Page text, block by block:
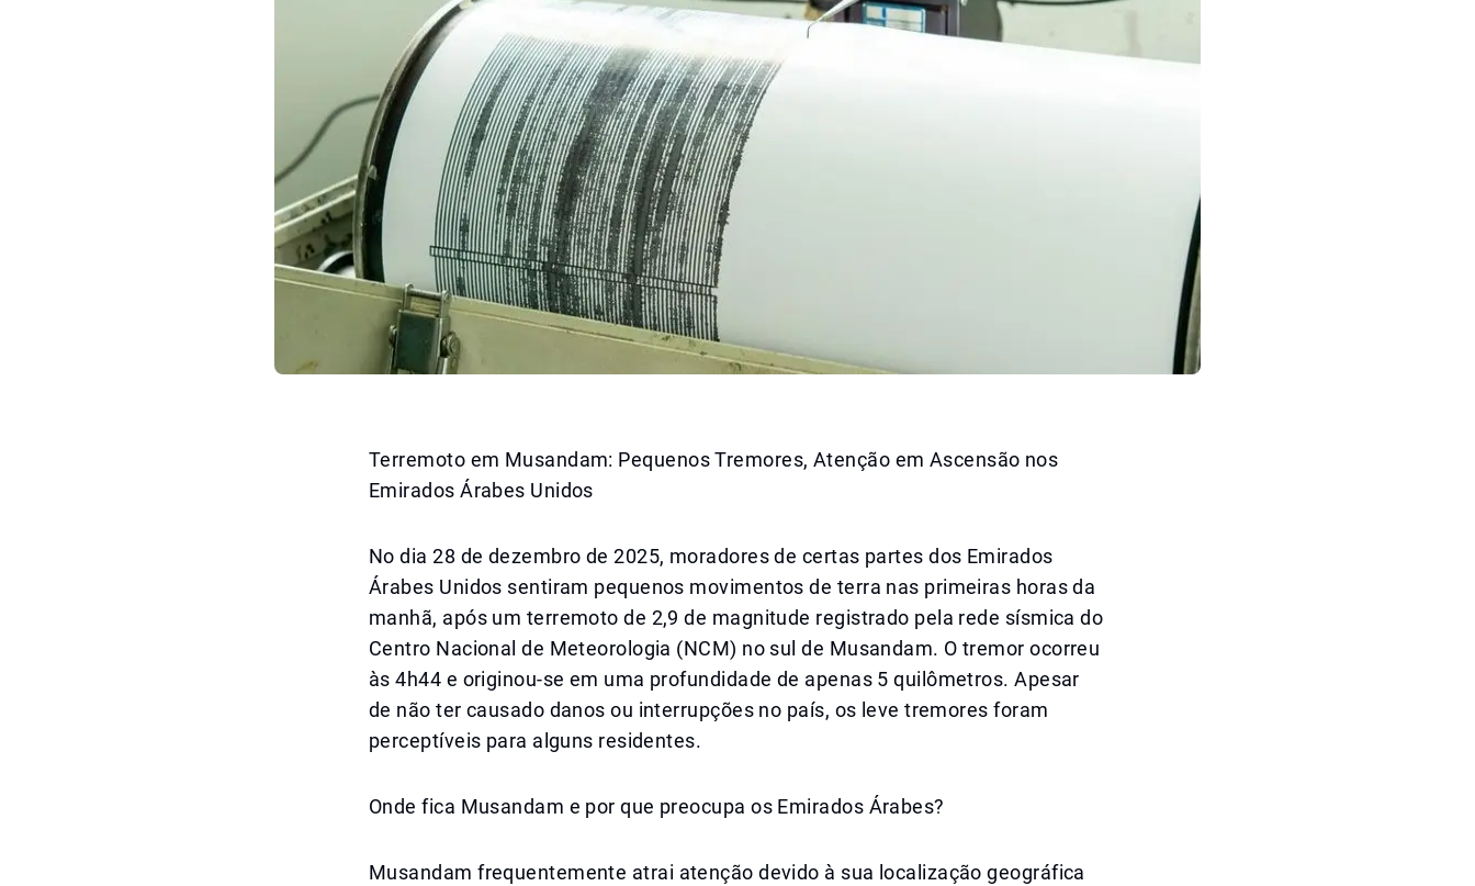
Terremoto em Musandam: Pequenos Tremores, Atenção em Ascensão nos
Emirados Árabes Unidos
No dia 28 de dezembro de 2025, moradores de certas partes dos Emirados
Árabes Unidos sentiram pequenos movimentos de terra nas primeiras horas da
manhã, após um terremoto de 2,9 de magnitude registrado pela rede sísmica do
Centro Nacional de Meteorologia (NCM) no sul de Musandam. O tremor ocorreu
às 4h44 e originou-se em uma profundidade de apenas 5 quilômetros. Apesar
de não ter causado danos ou interrupções no país, os leve tremores foram
perceptíveis para alguns residentes.
Onde fica Musandam e por que preocupa os Emirados Árabes?
Musandam frequentemente atrai atenção devido à sua localização geográfica